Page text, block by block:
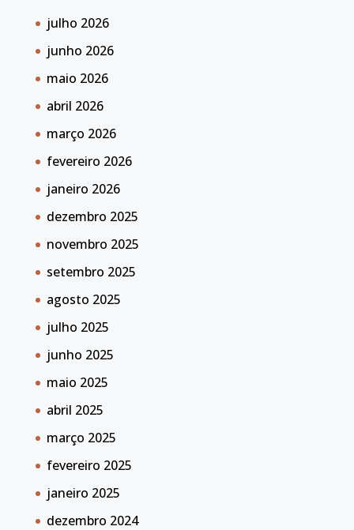
julho 2026
junho 2026
maio 2026
abril 2026
março 2026
fevereiro 2026
janeiro 2026
dezembro 2025
novembro 2025
setembro 2025
agosto 2025
julho 2025
junho 2025
maio 2025
abril 2025
março 2025
fevereiro 2025
janeiro 2025
dezembro 2024